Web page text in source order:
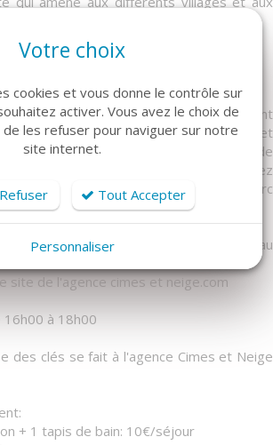
& Pelvoux.
à 5 min en voiture.
en 10 minutes à pied (900m).
pistes de luge, stations de ski Puy Saint
nombreuses randonnées (Glacier blanc et
chemins de VTT, parapente, balade
des artisans, expositions,... venez
et les paysages situés au cœur du Parc
tardive, nous consulter au
site de l'agence cimes et neige.com
à 18h00
des clés se fait à l'agence Cimes et Neige
+ 1 tapis de bain: 10€/séjour
Votre choix
cookies et vous donne le contrôle sur
activer. Vous avez le choix de
les refuser pour naviguer sur notre
site internet.
Tout Accepter
Personnaliser